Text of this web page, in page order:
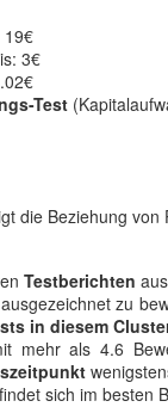
19€
3€
Test
die Beziehung
Testberichten
zu
in diesem
mehr als 4.6
sich im besten